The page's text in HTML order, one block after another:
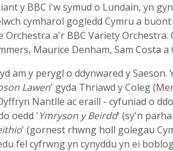
y BBC i'w symud o Lundain, yn
cymharol gogledd Cymru a buont
a'r BBC Variety Orchestra.
Maurice Denham, Sam Costa a
am y perygl o ddynwared y Saeson.
Lawen' gyda Thriawd y Coleg (
Nantlle ac eraill - cyfuniad o
oedd 'Ymryson y Beirdd' (sy'n
' (gornest rhwng holl golegau
fel cyfrwng yn cynyddu yn ei